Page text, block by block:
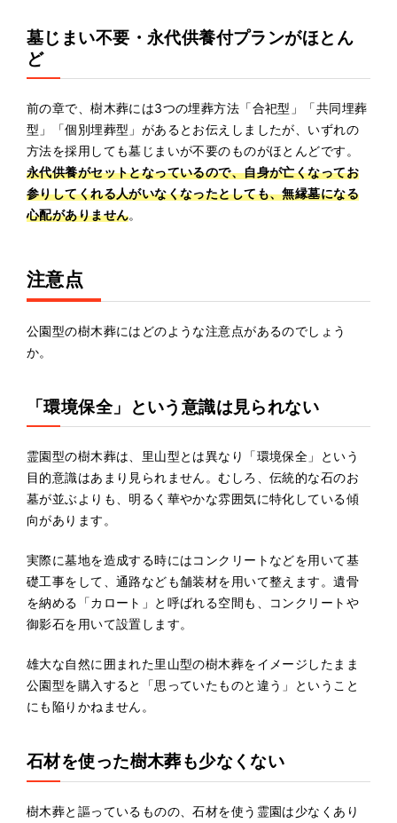
墓じまい不要・永代供養付プランがほとん
ど
前の章で、樹木葬には3つの埋葬方法「合祀型」「共同埋葬
型」「個別埋葬型」があるとお伝えしましたが、いずれの
方法を採用しても墓じまいが不要のものがほとんどです。
永代供養がセットとなっているので、自身が亡くなってお
参りしてくれる人がいなくなったとしても、無縁墓になる
心配がありません。
注意点
公園型の樹木葬にはどのような注意点があるのでしょう
か。
「環境保全」という意識は見られない
霊園型の樹木葬は、里山型とは異なり「環境保全」という
目的意識はあまり見られません。むしろ、伝統的な石のお
墓が並ぶよりも、明るく華やかな雰囲気に特化している傾
向があります。
実際に墓地を造成する時にはコンクリートなどを用いて基
礎工事をして、通路なども舗装材を用いて整えます。遺骨
を納める「カロート」と呼ばれる空間も、コンクリートや
御影石を用いて設置します。
雄大な自然に囲まれた里山型の樹木葬をイメージしたまま
公園型を購入すると「思っていたものと違う」ということ
にも陥りかねません。
石材を使った樹木葬も少なくない
樹木葬と謳っているものの、石材を使う霊園は少なくあり